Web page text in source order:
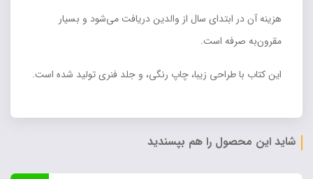
هزینه آن در ابتدای سال از والدین دریافت می‌شود و بسیار
مقرون‌به صرفه است.
این کتاب با طراحی زیبا، چاپ رنگی، و جلد فنری تولید شده است.
شاید این محصول را هم بپسندید